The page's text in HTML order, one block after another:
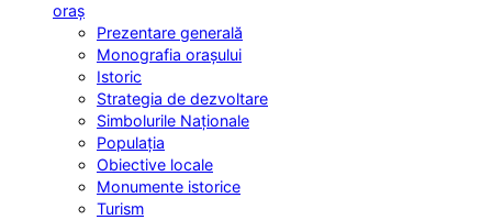
oraș
Prezentare generală
Monografia orașului
Istoric
Strategia de dezvoltare
Simbolurile Naționale
Populația
Obiective locale
Monumente istorice
Turism